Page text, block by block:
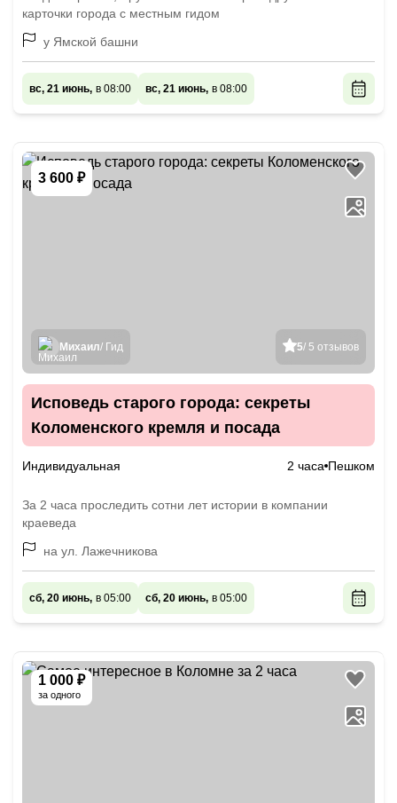
карточки города с местным гидом
у Ямской башни
вс, 21 июнь, в 08:00 вс, 21 июнь, в 08:00
3 600 ₽
5/ 5 отзывов
Михаил/ Гид
Исповедь старого города: секреты
Коломенского кремля и посада
Индивидуальная 2 часа Пешком
За 2 часа проследить сотни лет истории в компании
краеведа
на ул. Лажечникова
сб, 20 июнь, в 05:00 сб, 20 июнь, в 05:00
1 000 ₽
за одного